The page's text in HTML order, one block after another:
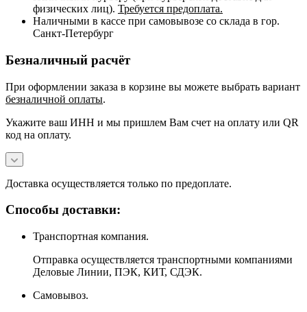
физических лиц). Требуется предоплата.
Наличными в кассе при самовывозе со склада в гор.
Санкт-Петербург
Безналичный расчёт
При оформлении заказа в корзине вы можете выбрать вариант
безналичной оплаты.
Укажите ваш ИНН и мы пришлем Вам счет на оплату или QR
код на оплату.
Доставка осуществляется только по предоплате.
Способы доставки:
Транспортная компания.
Отправка осуществляется транспортными компаниями
Деловые Линии, ПЭК, КИТ, СДЭК.
Самовывоз.